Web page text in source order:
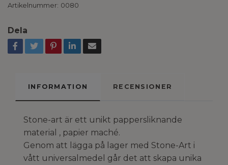
Artikelnummer: 0080
Dela
INFORMATION RECENSIONER
Stone-art är ett unikt pappersliknande
material , papier maché.
Genom att lägga på lager med Stone-Art i
vått universalmedel går det att skapa unika